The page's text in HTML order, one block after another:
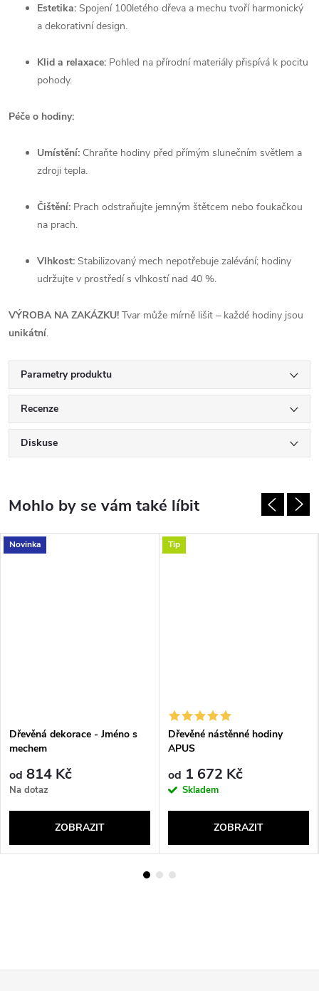
Estetika: Spojení 100letého dřeva a mechu tvoří harmonický
a dekorativní design.
Klid a relaxace: Pohled na přírodní materiály přispívá k pocitu
pohody.
Péče o hodiny:
Umístění: Chraňte hodiny před přímým slunečním světlem a
zdroji tepla.
Čištění: Prach odstraňujte jemným štětcem nebo foukačkou
na prach.
Vlhkost: Stabilizovaný mech nepotřebuje zalévání; hodiny
udržujte v prostředí s vlhkostí nad 40 %.
VÝROBA NA ZAKÁZKU! Tvar může mírně lišit – každé hodiny jsou
unikátní.
Parametry produktu
Recenze
Diskuse
Novinka
Dřevěná dekorace - Jméno s
mechem
od 814 Kč
Na dotaz
ZOBRAZIT
Tip
Dřevěné nástěnné hodiny
APUS
od 1 672 Kč
Skladem
ZOBRAZIT